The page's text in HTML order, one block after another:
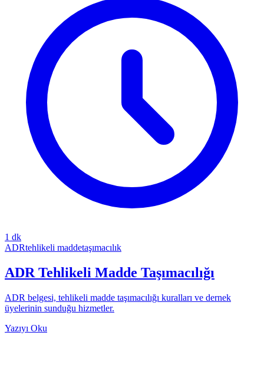
1 dk
ADRtehlikeli maddetaşımacılık
ADR Tehlikeli Madde Taşımacılığı
ADR belgesi, tehlikeli madde taşımacılığı kuralları ve dernek
üyelerinin sunduğu hizmetler.
Yazıyı Oku